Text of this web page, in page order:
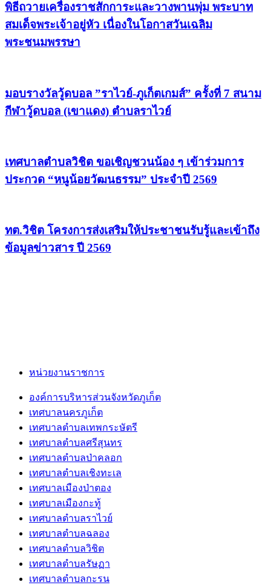
พิธีถวายเครื่องราชสักการะและวางพานพุ่ม พระบาท
สมเด็จพระเจ้าอยู่หัว เนื่องในโอกาสวันเฉลิม
พระชนมพรรษา
มอบรางวัลวู้ดบอล ”ราไวย์-ภูเก็ตเกมส์” ครั้งที่ 7 สนาม
กีฬาวู้ดบอล (เขาแดง) ตำบลราไวย์
เทศบาลตำบลวิชิต ขอเชิญชวนน้อง ๆ เข้าร่วมการ
ประกวด “หนูน้อยวัฒนธรรม” ประจำปี 2569
ทต.วิชิต โครงการส่งเสริมให้ประชาชนรับรู้และเข้าถึง
ข้อมูลข่าวสาร ปี 2569
หน่วยงานราชการ
องค์การบริหารส่วนจังหวัดภูเก็ต
เทศบาลนครภูเก็ต
เทศบาลตำบลเทพกระษัตรี
เทศบาลตำบลศรีสุนทร
เทศบาลตำบลป่าคลอก
เทศบาลตำบลเชิงทะเล
เทศบาลเมืองป่าตอง
เทศบาลเมืองกะทู้
เทศบาลตำบลราไวย์
เทศบาลตำบลฉลอง
เทศบาลตำบลวิชิต
เทศบาลตำบลรัษฏา
เทศบาลตำบลกะรน